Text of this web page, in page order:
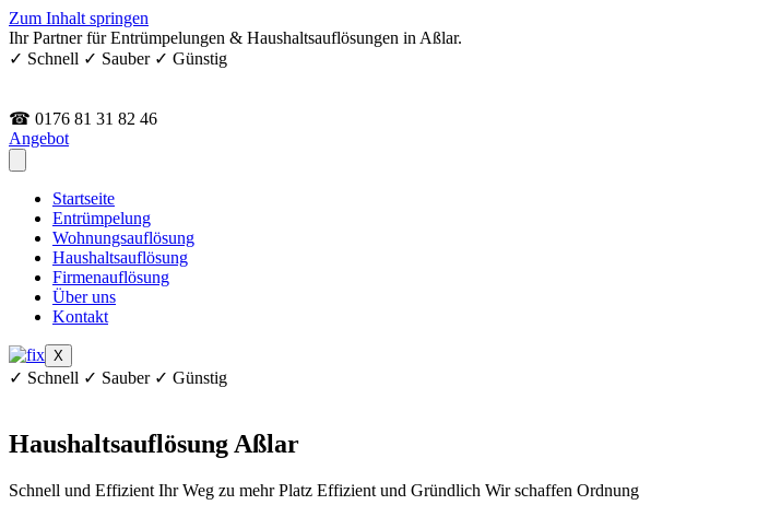
Zum Inhalt springen
Ihr Partner für Entrümpelungen & Haushaltsauflösungen in Aßlar.
✓ Schnell ✓ Sauber ✓ Günstig
☎ 0176 81 31 82 46
Angebot
Startseite
Entrümpelung
Wohnungsauflösung
Haushaltsauflösung
Firmenauflösung
Über uns
Kontakt
X
✓ Schnell ✓ Sauber ✓ Günstig
Haushaltsauflösung Aßlar
Schnell und Effizient Ihr Weg zu mehr Platz Effizient und Gründlich Wir schaffen Ordnung